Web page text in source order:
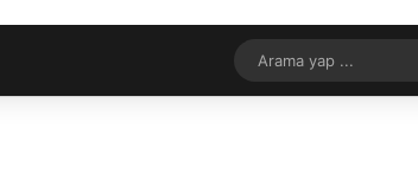
Rastgele Makale
Dış görünümü değiştir